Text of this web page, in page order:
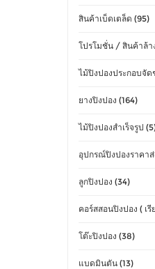
สินค้าเบ็ดเตล็ด (95)
โปรโมชั่น / สินค้าล้า
ไม้ปิงปองประกอบจั
ยางปิงปอง (164)
ไม้ปิงปองสำเร็จรูป
อุปกรณ์ปิงปองราคา
ลูกปิงปอง (34)
คอร์สสอนปิงปอง ( เ
โต๊ะปิงปอง (38)
แบดมินตัน (13)